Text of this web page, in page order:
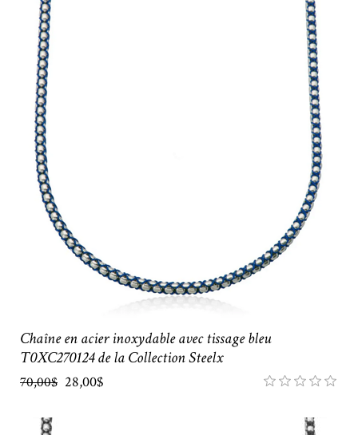
Chaîne en acier inoxydable avec tissage bleu
T0XC270124 de la Collection Steelx
70,00$ 28,00$